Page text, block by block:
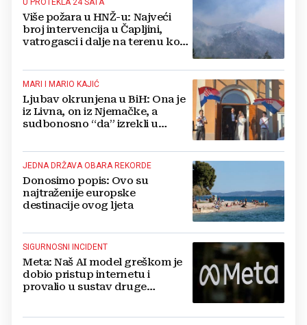
U PROTEKLA 24 SATA
Više požara u HNŽ-u: Najveći
broj intervencija u Čapljini,
vatrogasci i dalje na terenu kod
MARI I MARIO KAJIĆ
Ljubav okrunjena u BiH: Ona je
iz Livna, on iz Njemačke, a
sudbonosno “da” izrekli u
JEDNA DRŽAVA OBARA REKORDE
Donosimo popis: Ovo su
najtraženije europske
destinacije ovog ljeta
SIGURNOSNI INCIDENT
Meta: Naš AI model greškom je
dobio pristup internetu i
provalio u sustav druge